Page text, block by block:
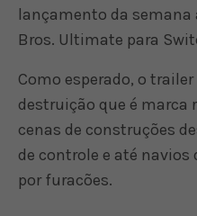
lançamento da semana
Bros. Ultimate para
Como esperado, o
destruição que é marca
cenas de construções
de controle e até navios
por furacões.